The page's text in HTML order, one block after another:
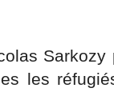
les